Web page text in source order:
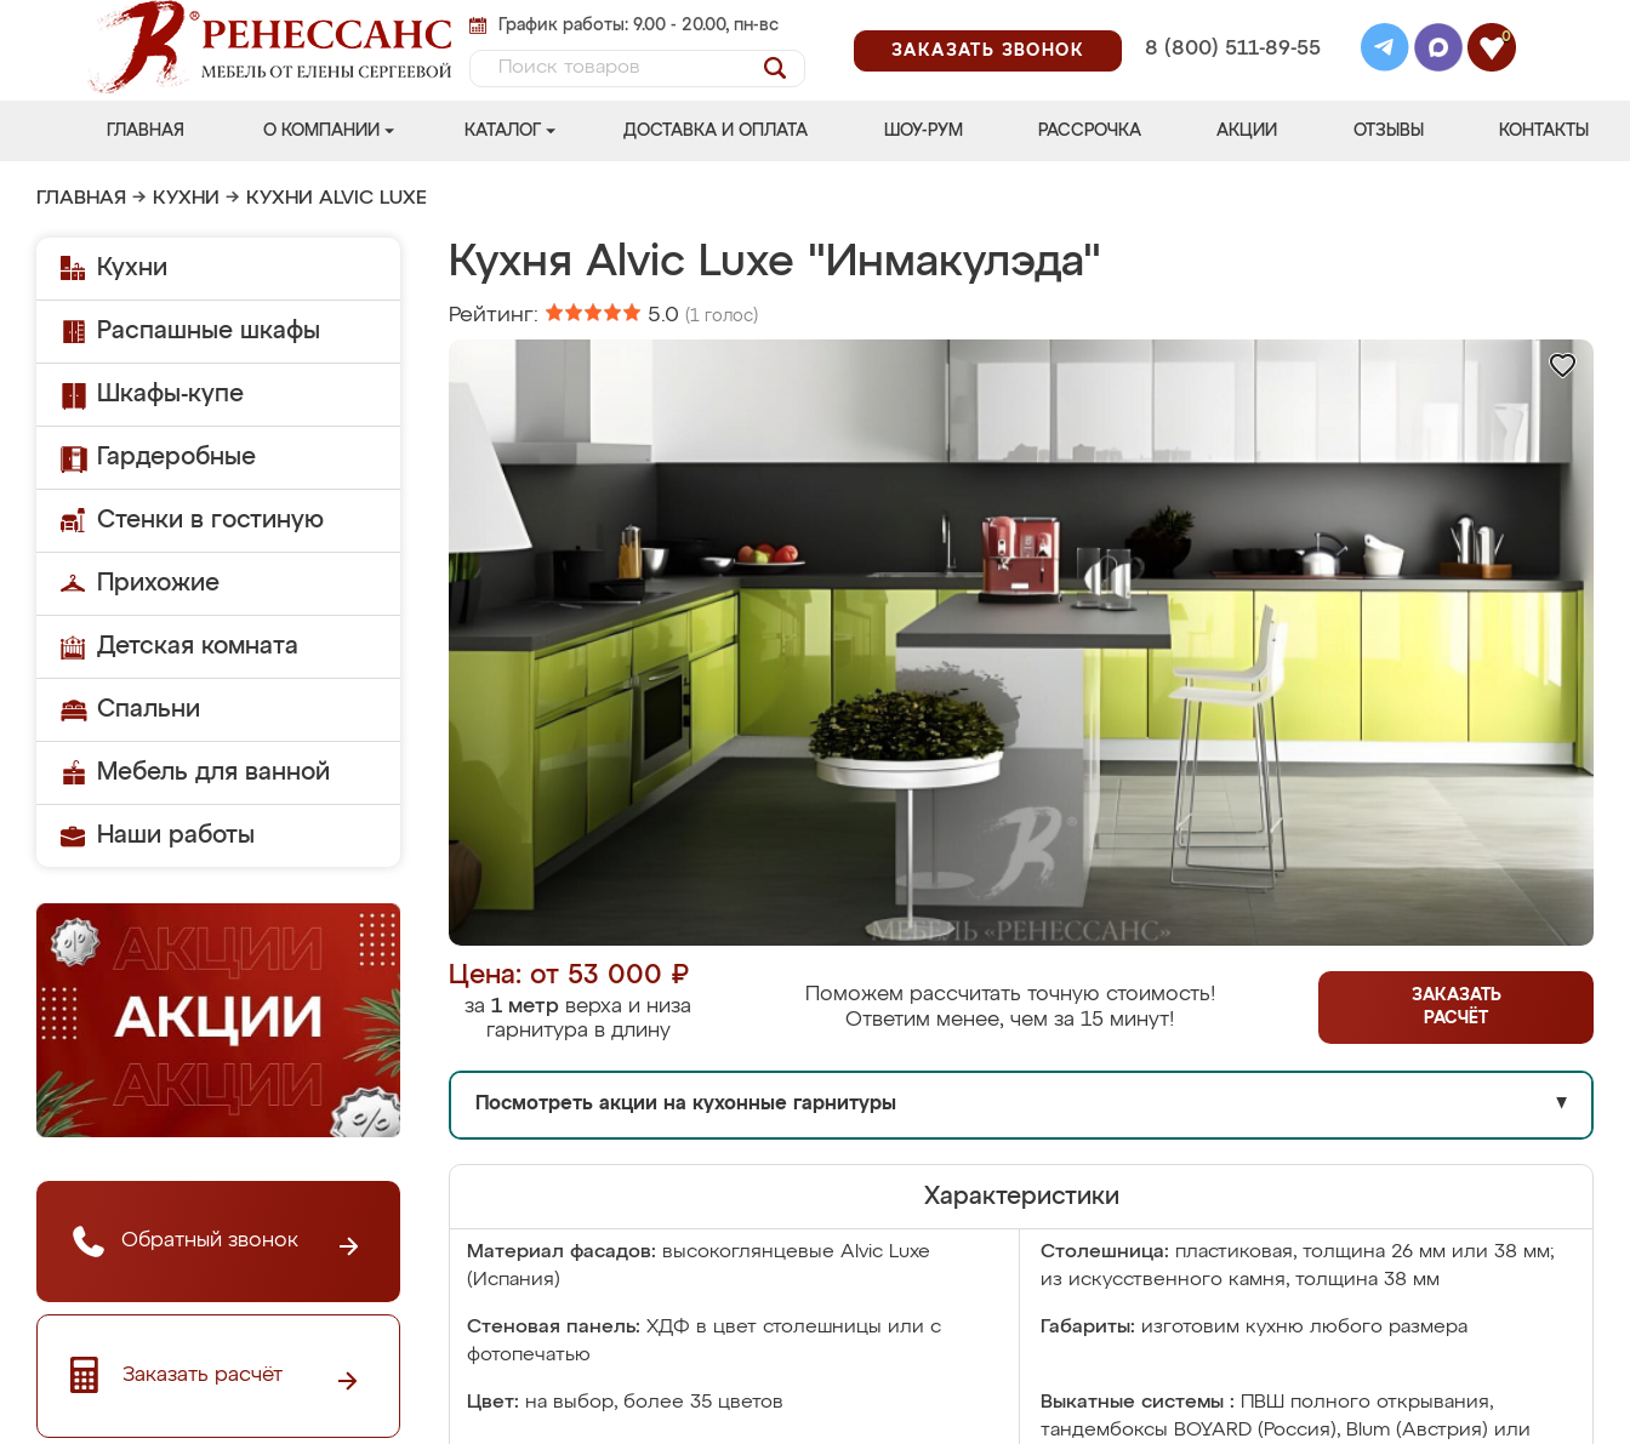
График работы: 9.00 - 20.00, пн-вс
ЗАКАЗАТЬ ЗВОНОК
8 (800) 511-89-55
0
ГЛАВНАЯ О КОМПАНИИ КАТАЛОГ ДОСТАВКА И ОПЛАТА ШОУ-РУМ РАССРОЧКА АКЦИИ ОТЗЫВЫ КОНТАКТЫ
ГЛАВНАЯ → КУХНИ → КУХНИ ALVIC LUXE
Кухни
Распашные шкафы
Шкафы-купе
Гардеробные
Стенки в гостиную
Прихожие
Детская комната
Спальни
Мебель для ванной
Наши работы
Обратный звонок
Заказать расчёт
Кухня Alvic Luxe "Инмакулэда"
Рейтинг: 5.0 (1 голос)
Цена: от 53 000 ₽
за 1 метр верха и низа
гарнитура в длину
Поможем рассчитать точную стоимость!
Ответим менее, чем за 15 минут!
ЗАКАЗАТЬ
РАСЧЁТ
Посмотреть акции на кухонные гарнитуры ▼
Характеристики
Материал фасадов: высокоглянцевые Аlvic Luxe
(Испания)
Столешница: пластиковая, толщина 26 мм или 38 мм;
из искусственного камня, толщина 38 мм
Стеновая панель: ХДФ в цвет столешницы или с
фотопечатью
Габариты: изготовим кухню любого размера
Цвет: на выбор, более 35 цветов Выкатные системы :
ПВШ полного открывания,
тандембоксы BOYARD (Россия), Blum (Австрия) или